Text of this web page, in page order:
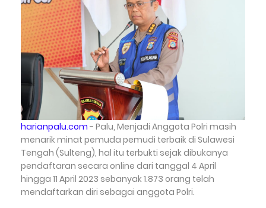
harianpalu.com - Palu, Menjadi Anggota Polri masih
menarik minat pemuda pemudi terbaik di Sulawesi
Tengah (Sulteng), hal itu terbukti sejak dibukanya
pendaftaran secara online dari tanggal 4 April
hingga 11 April 2023 sebanyak 1.873 orang telah
mendaftarkan diri sebagai anggota Polri.